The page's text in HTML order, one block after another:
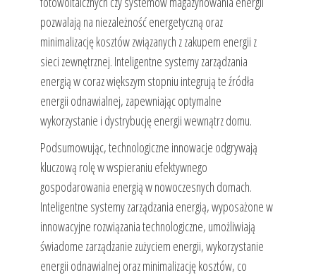
pozwalają na niezależność energetyczną oraz
minimalizację kosztów związanych z zakupem energii z
sieci zewnętrznej. Inteligentne systemy zarządzania
energią w coraz większym stopniu integrują te źródła
energii odnawialnej, zapewniając optymalne
wykorzystanie i dystrybucję energii wewnątrz domu.
Podsumowując, technologiczne innowacje odgrywają
kluczową rolę w wspieraniu efektywnego
gospodarowania energią w nowoczesnych domach.
Inteligentne systemy zarządzania energią, wyposażone w
innowacyjne rozwiązania technologiczne, umożliwiają
świadome zarządzanie zużyciem energii, wykorzystanie
energii odnawialnej oraz minimalizację kosztów, co